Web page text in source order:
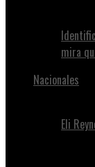
mira
Nacionales
Eli